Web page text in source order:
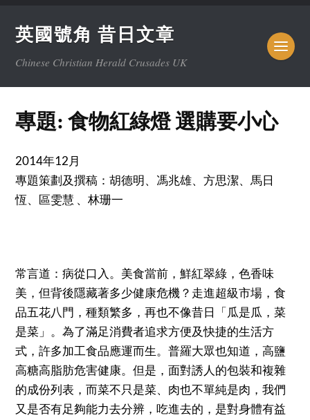
英國號角 昔日文章
Chinese Christian Herald Crusades UK
專題: 食物紅綠燈 選購要小心
2014年12月
專題策劃及撰稿：胡德明、馮兆雄、方思潔、馬日
恆、區雯慧 、林珊一
常言道：病從口入。美食當前，鮮紅翠綠，色香味
美，但背後隱藏著多少健康危機？走進超級市場，食
品五花八門，種類繁多，再也不像昔日「瓜是瓜，菜
是菜」。為了滿足消費者追求方便及快捷的生活方
式，許多加工食品應運而生。普羅大眾也知道，高鹽
高糖高脂肪危害健康。但是，面對誘人的包裝和複雜
的成份列表，而菜不只是菜、肉也不單純是肉，我們
又是否有足夠能力去分辨，吃進去的，是對身體有益